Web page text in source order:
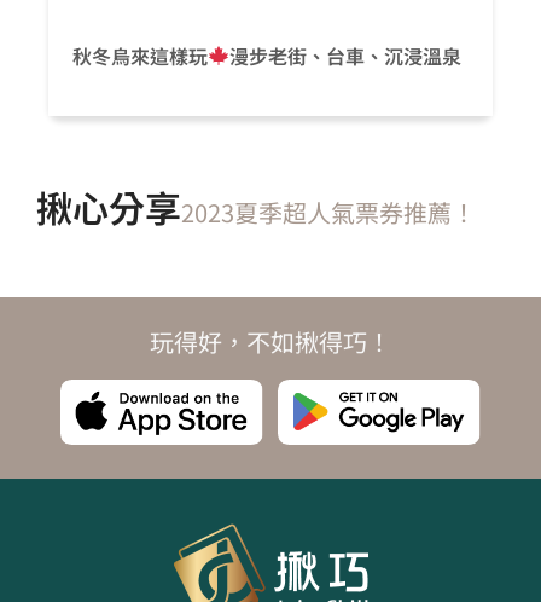
秋冬烏來這樣玩 漫步老街、台車、沉浸溫泉
揪心分享2023夏季超人氣票券推薦！
玩得好，不如揪得巧！